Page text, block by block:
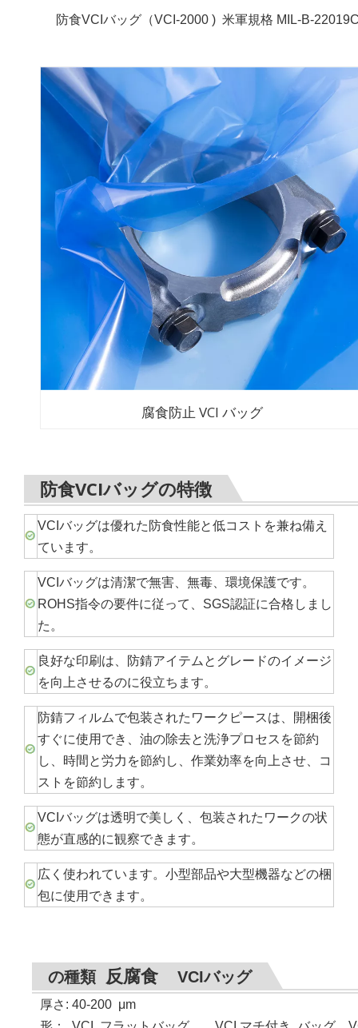
防食VCIバッグ（VCI-2000 ) 米軍規格 MIL-B-
腐食防止 VCI バッグ
防食VCIバッグの特徴
VCIバッグは優れた防食性能と低コストを兼ね備え
ています。
VCIバッグは清潔で無害、無毒、環境保護です。
ROHS指令の要件に従って、SGS認証に合格しまし
た。
良好な印刷は、防錆アイテムとグレードのイメージ
を向上させるのに役立ちます。
防錆フィルムで包装されたワークピースは、開梱後
すぐに使用でき、油の除去と洗浄プロセスを節約
し、時間と労力を節約し、作業効率を向上させ、コ
ストを節約します。
VCIバッグは透明で美しく、包装されたワークの状
態が直感的に観察できます。
広く使われています。小型部品や大型機器などの梱
包に使用できます。
の種類 反腐食 VCIバッグ
厚さ: 40-200 μm